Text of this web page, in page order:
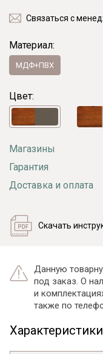
Связаться с
Материал:
МДФ+ПВХ
Цвет:
Магазины
Гарантия
Доставка и оплата
Скачать
Данную
под заказ. О
и
также по